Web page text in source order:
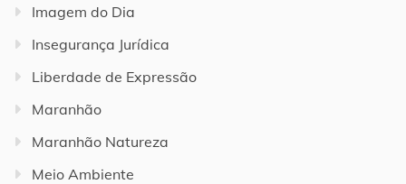
Imagem do Dia
Insegurança Jurídica
Liberdade de Expressão
Maranhão
Maranhão Natureza
Meio Ambiente